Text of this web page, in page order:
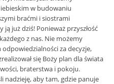
w budowaniu
braćmi i siostrami
już dziś! Ponieważ przyszłość
z nas. Nie możemy
za decyzje,
się Boży plan dla świata
braterstwa i pokoju.
nadzieję, aby tam, gdzie panuje